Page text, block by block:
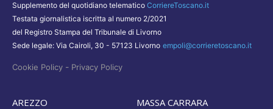
Supplemento del quotidiano telematico CorriereToscano.it
Testata giornalistica iscritta al numero 2/2021
del Registro Stampa del Tribunale di Livorno
Sede legale: Via Cairoli, 30 - 57123 Livorno empoli@corrieretoscano.it
Cookie Policy - Privacy Policy
AREZZO MASSA CARRARA